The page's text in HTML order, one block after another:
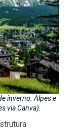
inverno. Alpes e
via Canva).